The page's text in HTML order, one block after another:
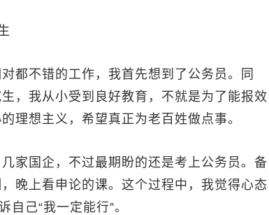
不错的工作，我首先想到了公务员。同
，我从小受到良好教育，不就是为了能报效
理想主义，希望真正为老百姓做点事。
国企，不过最期盼的还是考上公务员。备
晚上看申论的课。这个过程中，我觉得心态
己“我一定能行”。